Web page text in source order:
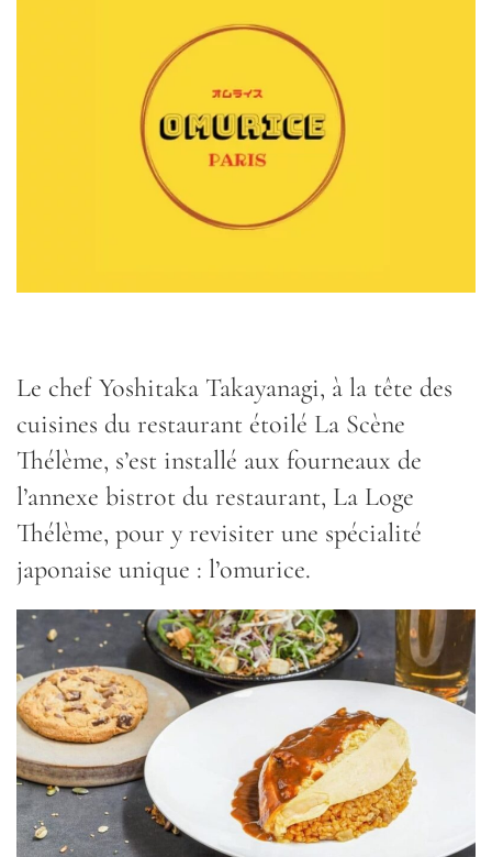
Le chef Yoshitaka Takayanagi, à la tête des
cuisines du restaurant étoilé La Scène
Thélème, s’est installé aux fourneaux de
l’annexe bistrot du restaurant, La Loge
Thélème, pour y revisiter une spécialité
japonaise unique : l’omurice.